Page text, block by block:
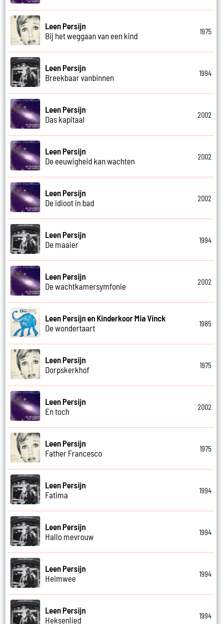
Leen Persijn
Bij het weggaan van een kind
1975
Leen Persijn
Breekbaar vanbinnen
1994
Leen Persijn
Das kapitaal
2002
Leen Persijn
De eeuwigheid kan wachten
2002
Leen Persijn
De idioot in bad
2002
Leen Persijn
De maaier
1994
Leen Persijn
De wachtkamersymfonie
2002
Leen Persijn en Kinderkoor Mia Vinck
De wondertaart
1985
Leen Persijn
Dorpskerkhof
1975
Leen Persijn
En toch
2002
Leen Persijn
Father Francesco
1975
Leen Persijn
Fatima
1994
Leen Persijn
Hallo mevrouw
1994
Leen Persijn
Heimwee
1994
Leen Persijn
Heksenlied
1994